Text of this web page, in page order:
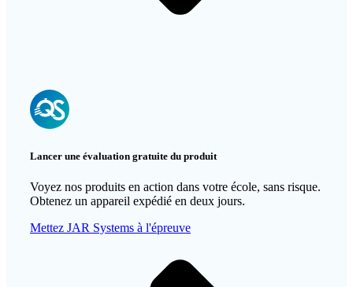
Lancer une évaluation gratuite du produit
Voyez nos produits en action dans votre école, sans risque.
Obtenez un appareil expédié en deux jours.
Mettez JAR Systems à l'épreuve